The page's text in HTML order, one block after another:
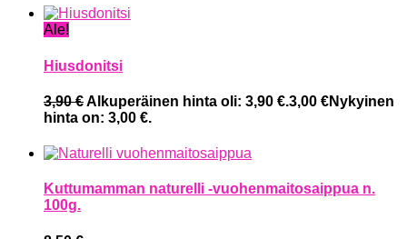
Ale!
Hiusdonitsi
3,90€Alkuperäinen hinta oli: 3,90 €.3,00 €Nykyinen
hinta on: 3,00 €.
Kuttumamman naturelli -vuohenmaitosaippua n.
100g.